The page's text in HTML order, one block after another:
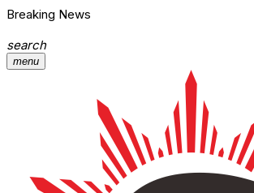
Breaking News
search
menu